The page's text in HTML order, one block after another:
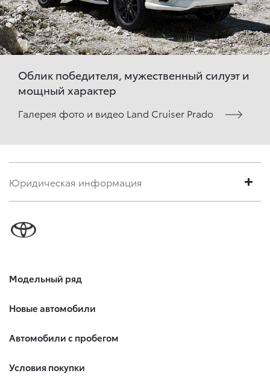
Облик победителя, мужественный силуэт и
мощный характер
Галерея фото и видео Land Cruiser Prado
Юридическая информация
Модельный ряд
Новые автомобили
Автомобили с пробегом
Условия покупки